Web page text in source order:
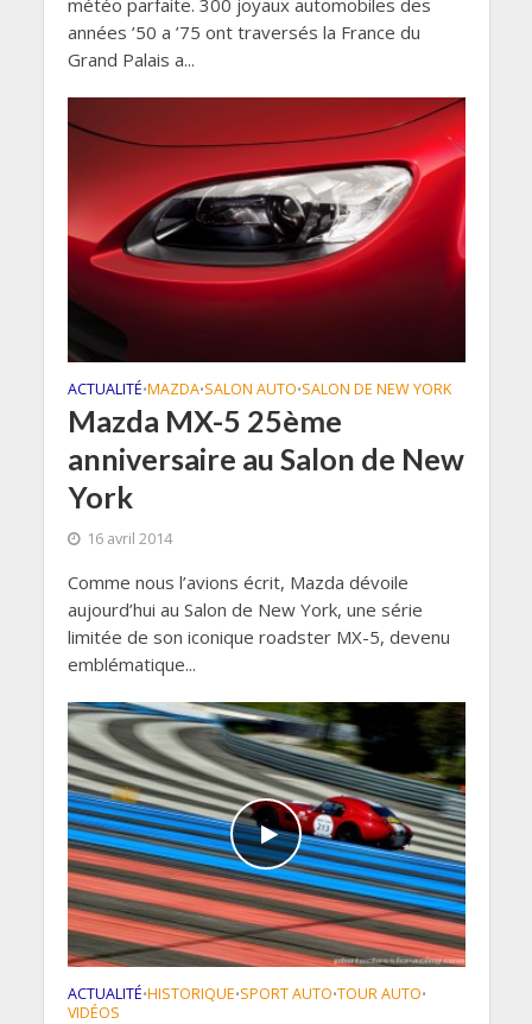
météo parfaite. 300 joyaux automobiles des
années ’50 a ’75 ont traversés la France du
Grand Palais a...
ACTUALITÉ•MAZDA•SALON AUTO•SALON DE NEW YORK
Mazda MX-5 25ème
anniversaire au Salon de New
York
16 avril 2014
Comme nous l’avions écrit, Mazda dévoile
aujourd’hui au Salon de New York, une série
limitée de son iconique roadster MX-5, devenu
emblématique...
ACTUALITÉ•HISTORIQUE•SPORT AUTO•TOUR AUTO•
VIDÉOS